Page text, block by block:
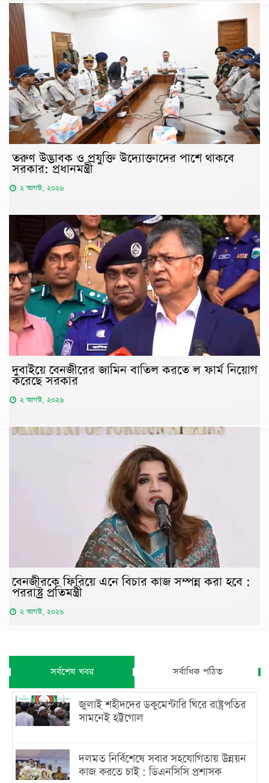
তরুণ উদ্ভাবক ও প্রযুক্তি উদ্যোক্তাদের পাশে থাকবে
সরকার: প্রধানমন্ত্রী
২ আগস্ট, ২০২৬
দুবাইয়ে বেনজীরের জামিন বাতিল করতে ল ফার্ম নিয়োগ
করেছে সরকার
২ আগস্ট, ২০২৬
বেনজীরকে ফিরিয়ে এনে বিচার কাজ সম্পন্ন করা হবে :
পররাষ্ট্র প্রতিমন্ত্রী
২ আগস্ট, ২০২৬
সর্বশেষ খবর সর্বাধিক পঠিত
জুলাই শহীদদের ডকুমেন্টারি ঘিরে রাষ্ট্রপতির
সামনেই হট্টগোল
দলমত নির্বিশেষে সবার সহযোগিতায় উন্নয়ন
কাজ করতে চাই : ডিএনসিসি প্রশাসক